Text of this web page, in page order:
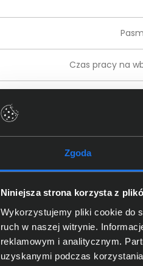
Zgoda
Niniejsza strona korzysta z
Wykorzystujemy pliki cookie do
ruch w naszej witrynie.
reklamowym i analitycznym.
uzyskanymi podczas
Czas pracy na